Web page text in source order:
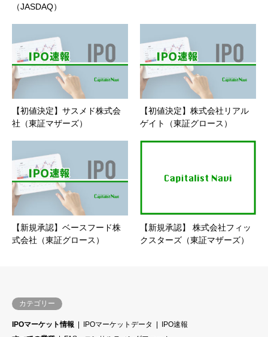
（JASDAQ）
【初値決定】サスメド株式会
社（東証マザーズ）
【初値決定】株式会社リアル
ゲイト（東証グロース）
【新規承認】ベースフード株
式会社（東証グロース）
【新規承認】 株式会社フィッ
クスターズ（東証マザーズ）
カテゴリー
IPOマーケット情報 IPOマーケットデータ
IPO速報